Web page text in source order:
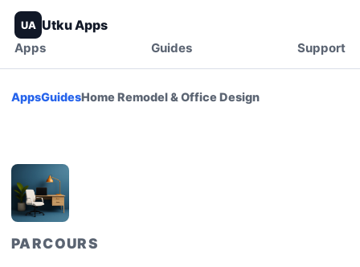
UA Utku Apps
Apps Guides Support
AppsGuidesHome Remodel & Office Design
PARCOURS